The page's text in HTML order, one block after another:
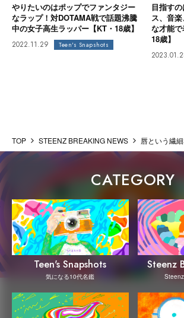
やりたいのはポップでファンタジー
なラップ！対DOTAMA戦で話題沸騰
中の女子高生ラッパー【KT・18歳】
2022.11.29 Teen's Snapshots
目指す
ス、音
な才能
18歳】
TOP STEENZ BREAKING NEWS 唇という繊
CATEGORY
Teen's Snapshots
気になる10代名鑑
Steenz